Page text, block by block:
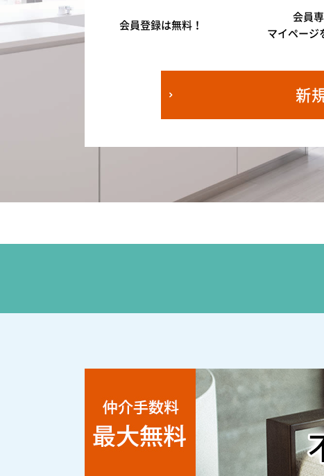
会員登録は無料！
会員
マイページ
新